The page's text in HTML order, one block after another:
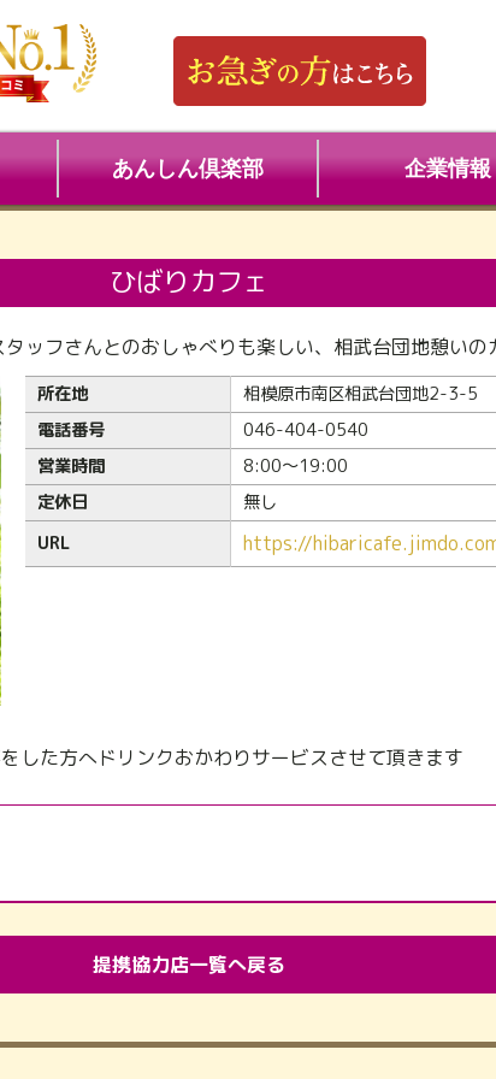
あんしん倶楽部 企業情報
ひばりカフェ
ッフさんとのおしゃべりも楽しい、相武台団地憩いの
所在地
相模原市南区相武台団地2-3-5
電話番号
046-404-0540
営業時間
8:00～19:00
定休日
無し
URL
https://
した方へドリンクおかわりサービスさせて頂きます
提携協力店一覧へ戻る